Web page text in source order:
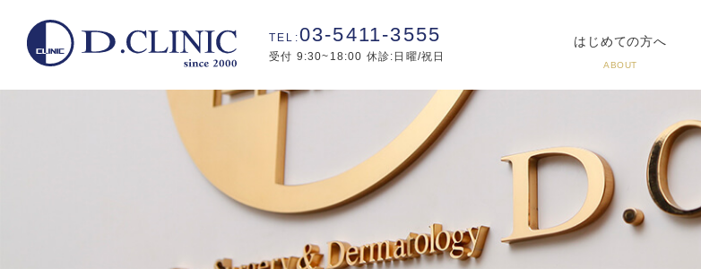
03-5411-3555
受付 9:30~18:00 休診:日曜/祝日
はじめての方へ
ABOUT